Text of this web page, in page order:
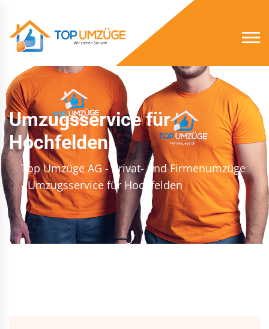
Umzugsservice für
Hochfelden
Top Umzüge AG - Privat- und Firmenumzüge
- Umzugsservice für Hochfelden